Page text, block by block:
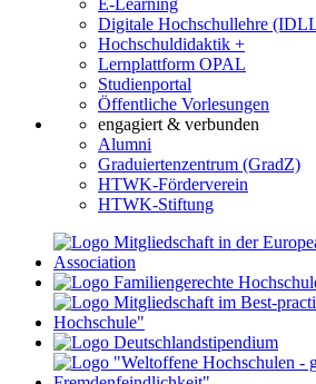
E-Learning
Digitale Hochschullehre
Hochschuldidaktik +
Lernplattform OPAL
Studienportal
Öffentliche Vorlesungen
engagiert & verbunden
Alumni
Graduiertenzentrum (GradZ)
HTWK-Förderverein
HTWK-Stiftung